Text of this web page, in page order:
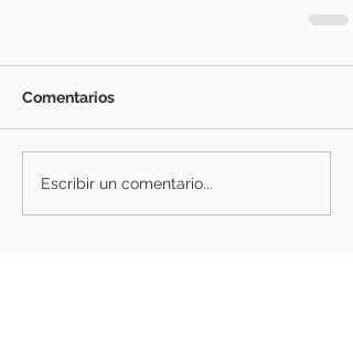
Comentarios
Escribir un comentario...